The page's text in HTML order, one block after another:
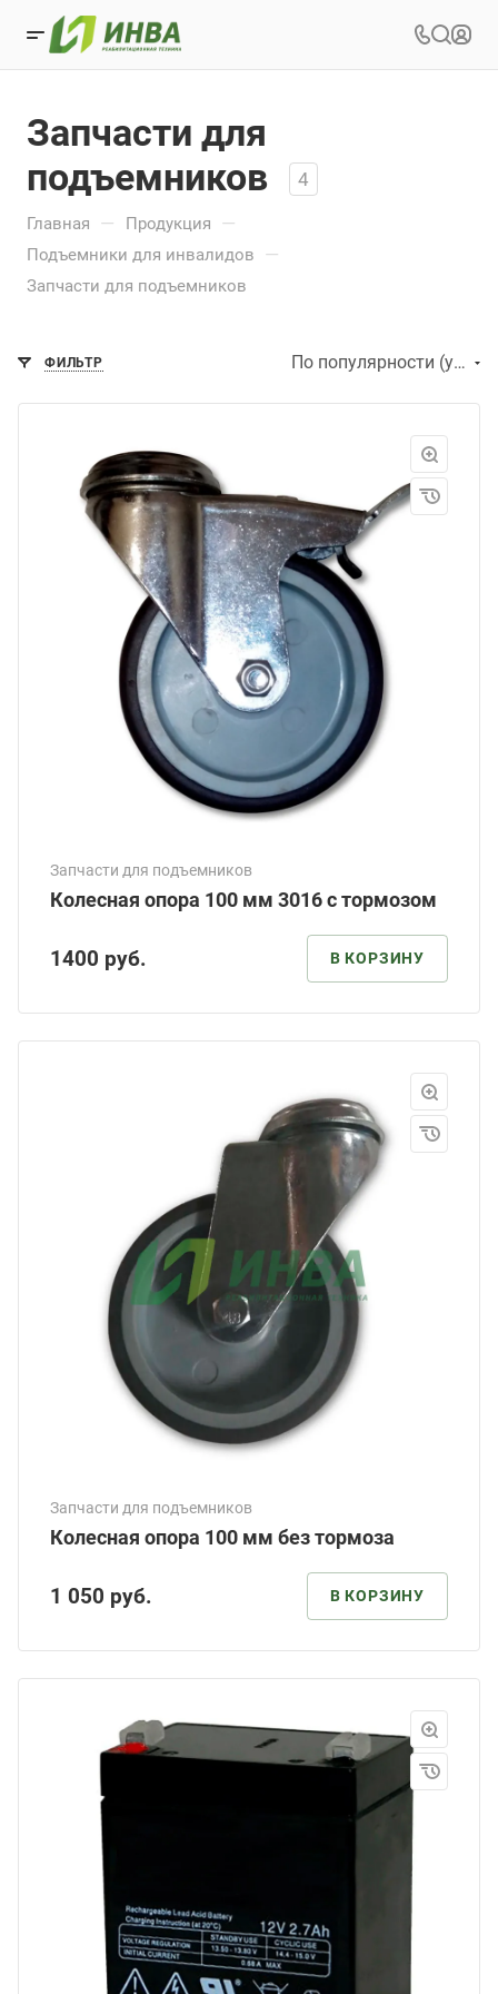
Запчасти для
подъемников
4
Главная — Продукция —
Подъемники для инвалидов —
Запчасти для подъемников
ФИЛЬТР По популярности (убывание)
Запчасти для подъемников
Колесная опора 100 мм 3016 с тормозом
1400 руб. В КОРЗИНУ
Запчасти для подъемников
Колесная опора 100 мм без тормоза
1 050 руб. В КОРЗИНУ